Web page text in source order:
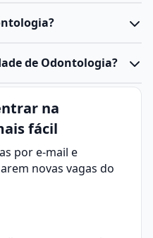
graduação da área da
clínicos.
aprende sobre
materiais
essenciais para cuidar
pacientes.
para práticas em
em consultórios,
de Odontologia?
responsável pelo
e tratamento das
os dentes, gengivas,
da cavidade bucal.
é promover a saúde
e contribuir
como limpeza e
na
fácil
por e-mail e
novas vagas do